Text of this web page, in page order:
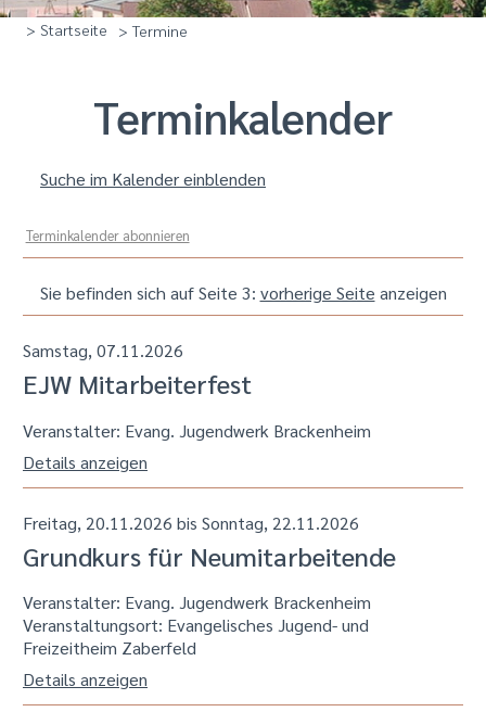
> Startseite > Termine
Termin­kalender
Suche im Kalender einblenden
Terminkalender abonnieren
Sie befinden sich auf Seite 3: vorherige Seite anzeigen
Samstag, 07.11.2026
EJW Mitarbeiterfest
Veranstalter: Evang. Jugendwerk Brackenheim
Details anzeigen
Freitag, 20.11.2026 bis Sonntag, 22.11.2026
Grundkurs für Neumitarbeitende
Veranstalter: Evang. Jugendwerk Brackenheim
Veranstaltungsort: Evangelisches Jugend- und
Freizeitheim Zaberfeld
Details anzeigen